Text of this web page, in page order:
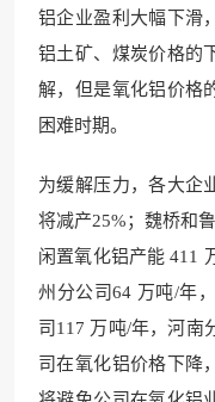
铝企业盈利大幅下滑
铝土矿、煤炭价格的
解，但是氧化铝价格
困难时期。
为缓解压力，各大企
将减产25%；魏桥和
闲置氧化铝产能 411
州分公司64 万吨/年
司117 万吨/年，河南
司在氧化铝价格下降